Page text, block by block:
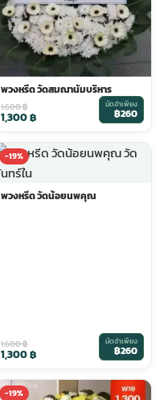
พวงหรีด วัดสมณานัมบริหาร
1,600฿
1,300฿
มัดจำเพียง
฿260
-19%
พวงหรีด วัดน้อยนพคุณ
1,600฿
1,300฿
มัดจำเพียง
฿260
-19%